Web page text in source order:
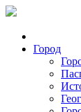
Город